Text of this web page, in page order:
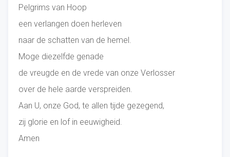
Pelgrims van Hoop
een verlangen doen herleven
naar de schatten van de hemel.
Moge diezelfde genade
de vreugde en de vrede van onze Verlosser
over de hele aarde verspreiden.
Aan U, onze God, te allen tijde gezegend,
zij glorie en lof in eeuwigheid.
Amen